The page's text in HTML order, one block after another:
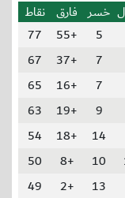
خسر فارق نقاط
5
+55
77
7
+37
67
7
+16
65
9
+19
63
14
+18
54
10
+8
50
13
+2
49